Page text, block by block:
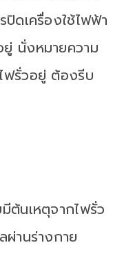
ปิดเครื่องใช้ไฟฟ้า
นั่งหมายความ
ฟรั่วอยู่ ต้องรีบ
ต้นเหตุจากไฟรั่ว
ผ่านร่างกาย